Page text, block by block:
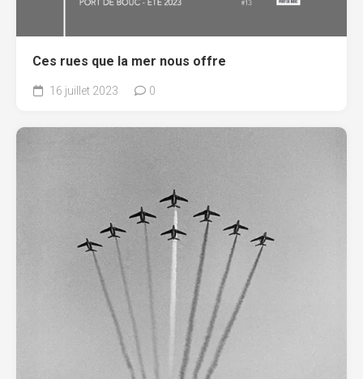
Ces rues que la mer nous offre
16 juillet 2023 0